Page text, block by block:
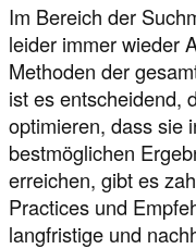
Im Bereich der
leider immer wieder
Methoden der
ist es entscheidend,
optimieren, dass sie
bestmöglichen
erreichen, gibt es
Practices und
langfristige und